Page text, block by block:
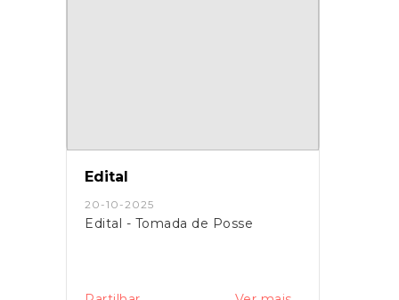
Edital
20-10-2025
Edital - Tomada de Posse